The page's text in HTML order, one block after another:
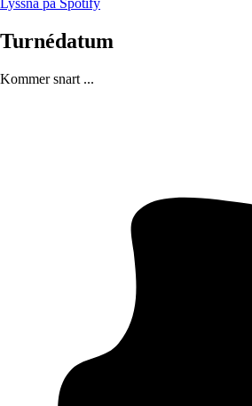
Lyssna på Spotify
Turnédatum
Kommer snart ...